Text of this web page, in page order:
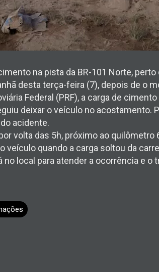
na pista da BR-101 Norte,
desta terça-feira (7), depois de o
Federal (PRF), a carga de
deixar o veículo no acostamento.
acidente.
volta das 5h, próximo ao quilômetro
veículo quando a carga soltou da
no local para atender a ocorrência e o